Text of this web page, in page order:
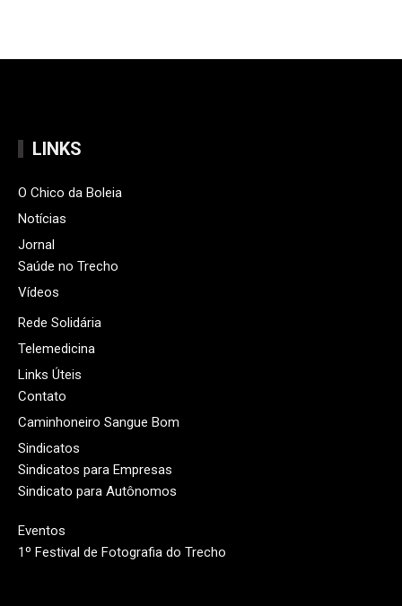
LINKS
O Chico da Boleia
Notícias
Jornal
Saúde no Trecho
Vídeos
Rede Solidária
Telemedicina
Links Úteis
Contato
Caminhoneiro Sangue Bom
Sindicatos
Sindicatos para Empresas
Sindicato para Autônomos
Eventos
1º Festival de Fotografia do Trecho